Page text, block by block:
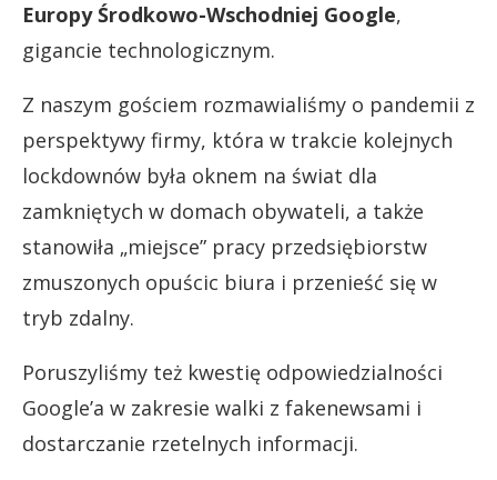
Europy Środkowo-Wschodniej Google,
gigancie technologicznym.
Z naszym gościem rozmawialiśmy o pandemii z
perspektywy firmy, która w trakcie kolejnych
lockdownów była oknem na świat dla
zamkniętych w domach obywateli, a także
stanowiła „miejsce” pracy przedsiębiorstw
zmuszonych opuścic biura i przenieść się w
tryb zdalny.
Poruszyliśmy też kwestię odpowiedzialności
Google’a w zakresie walki z fakenewsami i
dostarczanie rzetelnych informacji.